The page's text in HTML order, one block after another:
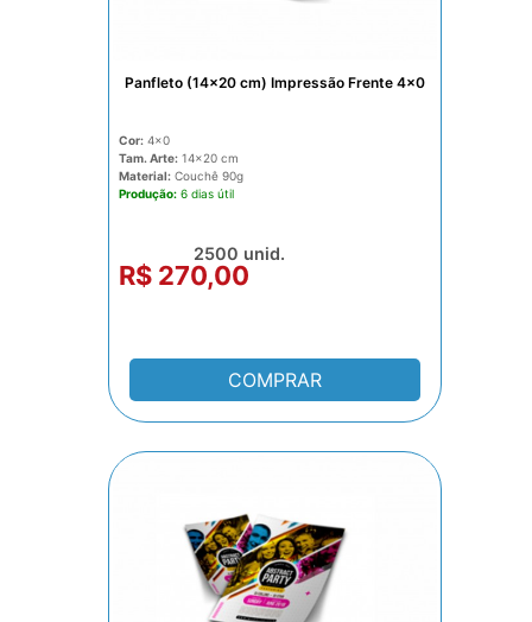
Panfleto (14x20 cm) Impressão Frente 4x0
Cor: 4x0
Tam. Arte: 14x20
Material: Couchê 90g
Produção: 6 dias
R$ 270,00
2500 unid.
COMPRAR